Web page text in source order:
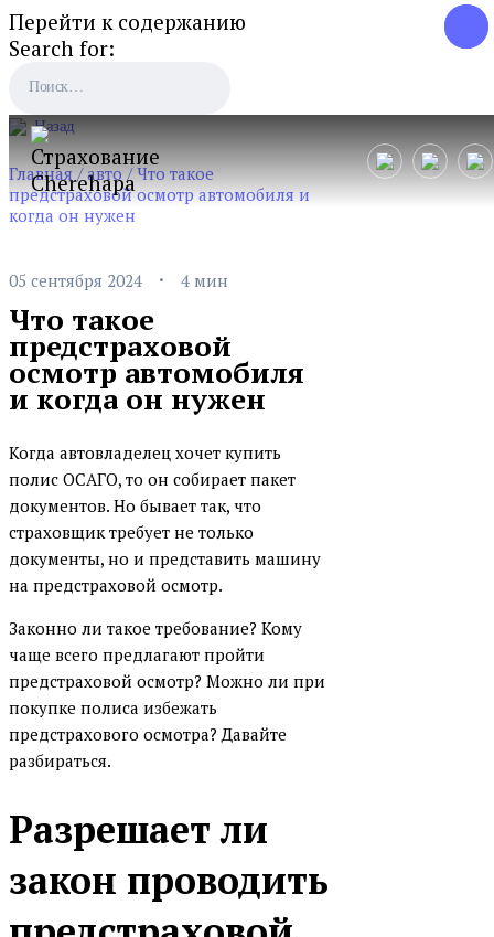
Перейти к содержанию
Search for:
Назад
Главная/авто/Что такое
предстраховой осмотр автомобиля и
когда он нужен
05 сентября 2024 · 4 мин
Что такое
предстраховой
осмотр автомобиля
и когда он нужен
Когда автовладелец хочет купить
полис ОСАГО, то он собирает пакет
документов. Но бывает так, что
страховщик требует не только
документы, но и представить машину
на предстраховой осмотр.
Законно ли такое требование? Кому
чаще всего предлагают пройти
предстраховой осмотр? Можно ли при
покупке полиса избежать
предстрахового осмотра? Давайте
разбираться.
Разрешает ли
закон проводить